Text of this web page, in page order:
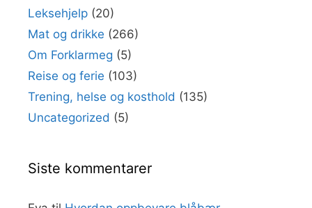
Leksehjelp (20)
Mat og drikke (266)
Om Forklarmeg (5)
Reise og ferie (103)
Trening, helse og kosthold (135)
Uncategorized (5)
Siste kommentarer